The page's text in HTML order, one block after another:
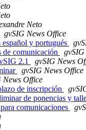
Neto
gvSIG News Office
y portugués
de comunicación
2.1
gvSIG News
gvSIG News Office
News Office
de inscripción
de ponencias y
comunicaciones